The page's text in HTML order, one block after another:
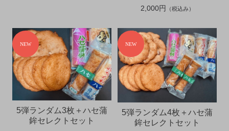
2,000円 （税込み）
5弾ランダム3枚＋ハセ蒲
鉾セレクトセット
5弾ランダム4枚＋ハセ蒲
鉾セレクトセット